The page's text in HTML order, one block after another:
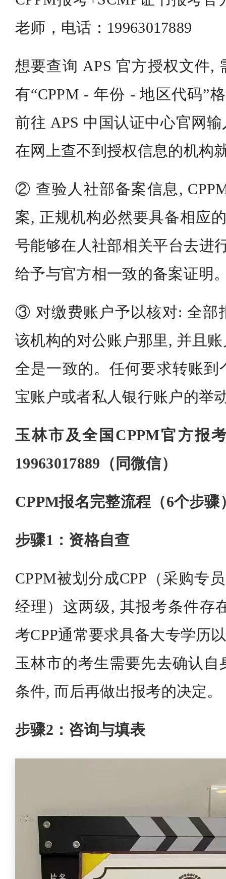
老师，电话：19963017889
想要查询 APS 官方授权文件,
有“CPPM - 年份 - 地区代码”
前往 APS 中国认证中心官网
在网上查不到授权信息的机构
② 查验人社部备案信息,
案, 正规机构必然要具备相应
号能够在人社部相关平台去进
给予与官方相一致的备案证明
③ 对缴费账户予以核对: 全部
该机构的对公账户那里, 并且
全是一致的。任何要求转账到
宝账户或者私人银行账户的举
玉林市及全国CPPM官方报
19963017889（同微信）
CPPM报名完整流程（6个步骤
步骤1：资格自查
CPPM被划分成CPP（采购专
经理）这两级, 其报考条件存
考CPP通常要求具备大专学历
玉林市的考生需要先去确认自
条件, 而后再做出报考的决定。
步骤2：咨询与填表